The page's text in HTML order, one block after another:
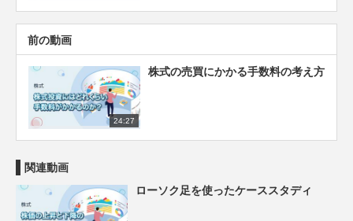
前の動画
24:27
株式の売買にかかる手数料の考え方
関連動画
ローソク足を使ったケーススタディ